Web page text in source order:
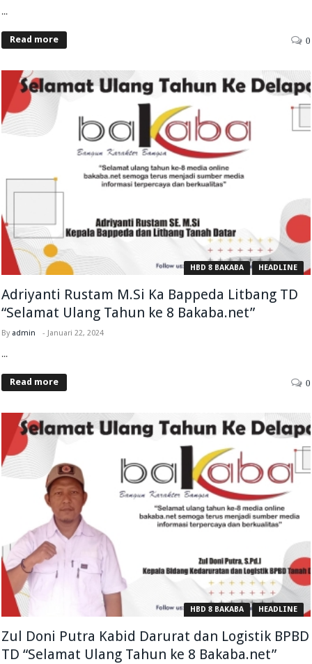
...
Read more 0
HBD 8 BAKABA HEADLINE
Adriyanti Rustam M.Si Ka Bappeda Litbang TD
“Selamat Ulang Tahun ke 8 Bakaba.net”
By admin - Januari 22, 2024
...
Read more 0
HBD 8 BAKABA HEADLINE
Zul Doni Putra Kabid Darurat dan Logistik BPBD
TD “Selamat Ulang Tahun ke 8 Bakaba.net”